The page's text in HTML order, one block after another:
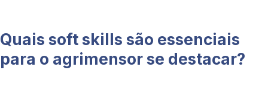
Quais soft skills são essenciais
para o agrimensor se destacar?